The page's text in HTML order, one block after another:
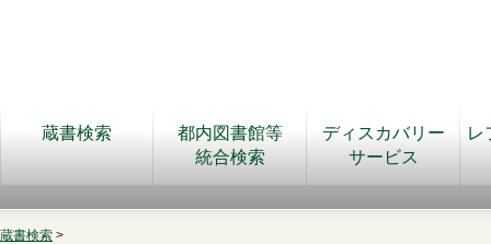
蔵書検索
都内図書館等
統合検索
ディスカバリー
サービス
レ
蔵書検索 >